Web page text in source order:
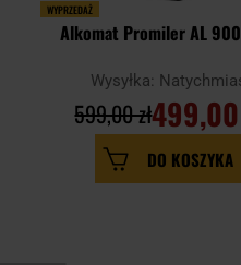
WYPRZEDAŻ
Alkomat Promiler AL
Wysyłka:
599,00 zł
DO KOSZYKA